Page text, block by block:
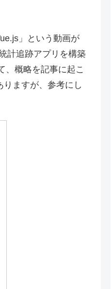
」という動画が
計追跡アプリを構築
、概略を記事に起こ
ますが、参考にし